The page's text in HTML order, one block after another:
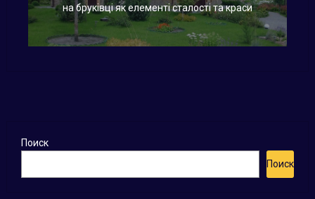
на бруківці як елементі сталості та краси
Поиск
Поиск